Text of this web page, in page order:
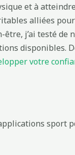
et à
alliées
j’ai testé
disponibles.
votre
sport